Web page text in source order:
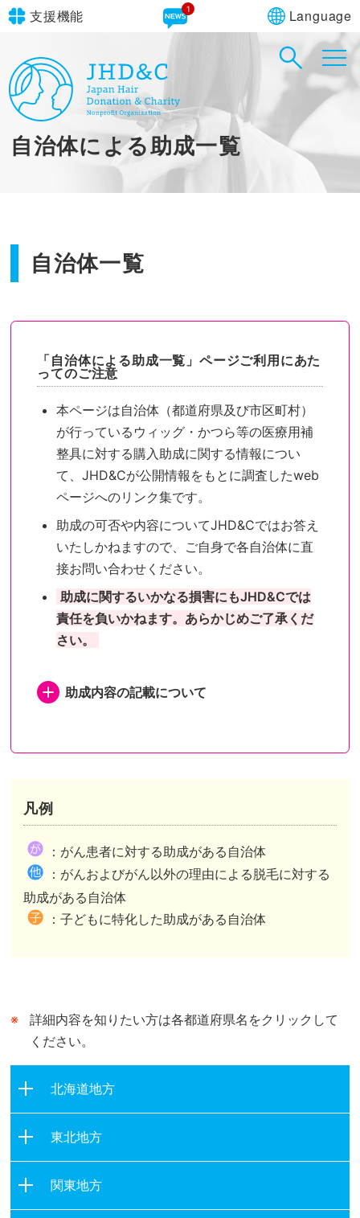
支援機能
文字サイズ 標準
青 黒
やさしいにほんご
Language
in simple English
自治体による助成一覧
自治体一覧
「自治体による助成一覧」ページご利用にあた
ってのご注意
本ページは自治体（都道府県及び市区町村）
が行っているウィッグ・かつら等の医療用補
整具に対する購入助成に関する情報につい
て、JHD&Cが公開情報をもとに調査したweb
ページへのリンク集です。
助成の可否や内容についてJHD&Cではお答え
いたしかねますので、ご自身で各自治体に直
接お問い合わせください。
助成に関するいかなる損害にもJHD&Cでは
責任を負いかねます。あらかじめご了承くだ
さい。
助成内容の記載について
都道府県内市区町村が助成を行いその情報を都道府県がまとめたケースがあります。
市区町村独自の助成がある自治体は、自治体公式ホームページの助成事業ページまたは概要が記されたページへリンクしています。
市区町村独自の助成がない自治体は、自治体公式ホームページのトップページへリンクしています。
都道府県が行う助成との併用可、不可は市区町村によって異なります。
凡例
：がん患者に対する助成がある自治体
：がんおよびがん以外の理由による脱毛に対する
助成がある自治体
：子どもに特化した助成がある自治体
詳細内容を知りたい方は各都道府県名をクリックして
ください。
北海道地方
東北地方
関東地方